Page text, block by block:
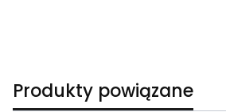
Produkty powiązane